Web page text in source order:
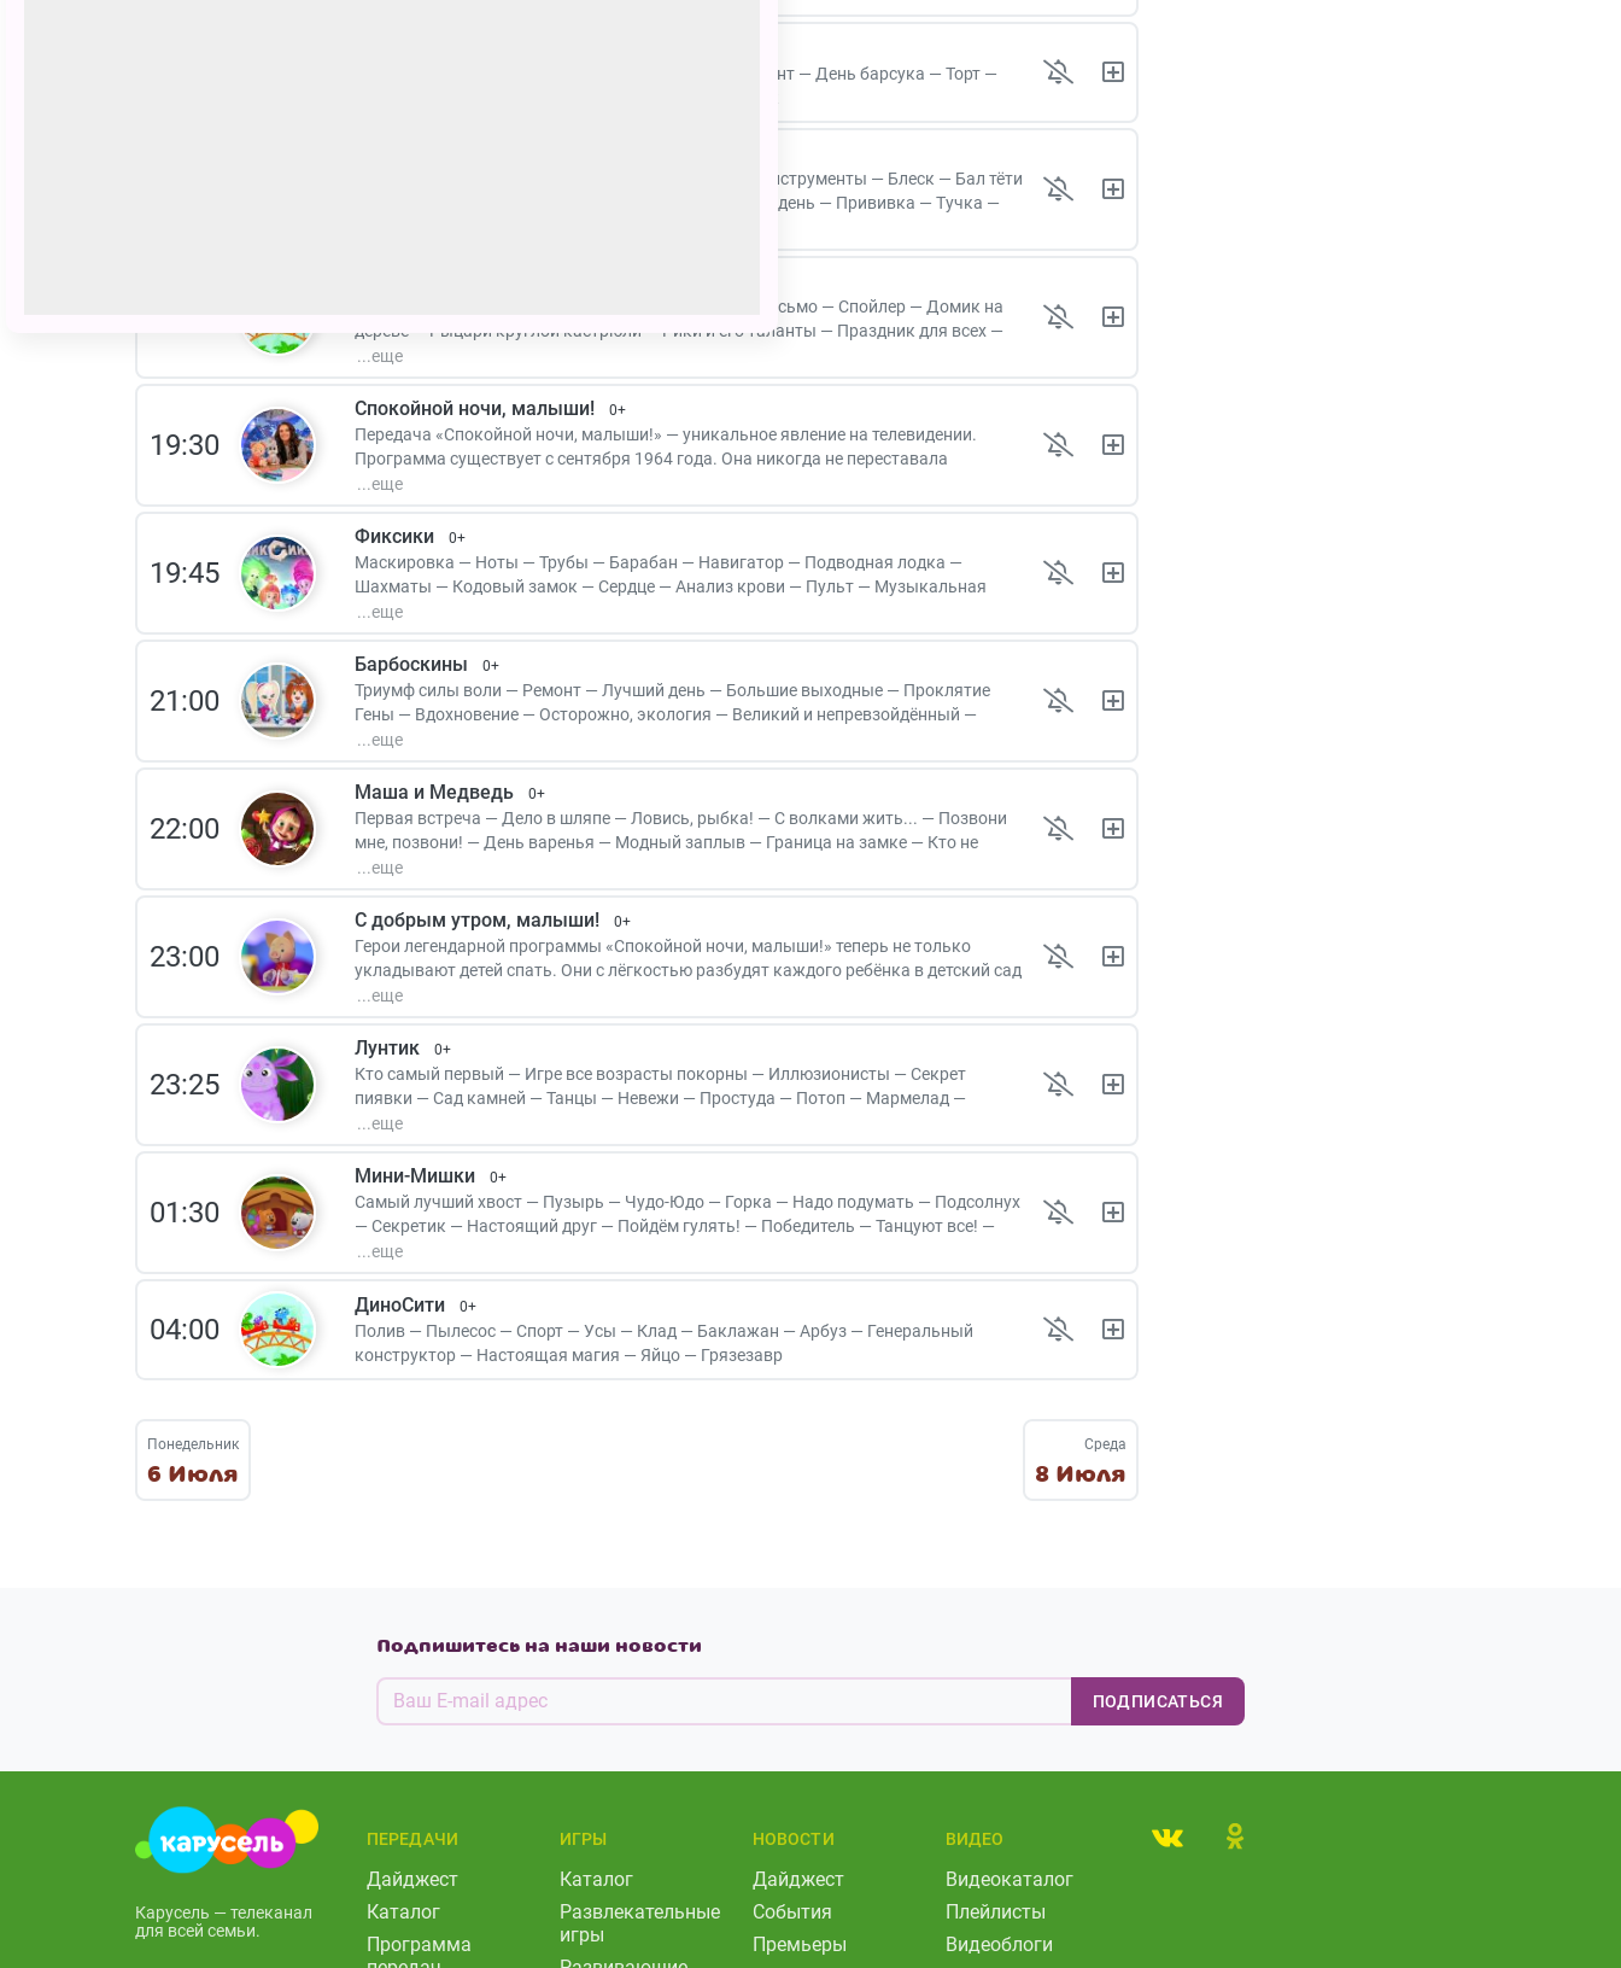
Игровая площадка — Фокус-покус — Горки — Симулянт — День барсука — Торт —
Беспорядок — Две жабы — Яблоко — Фейерверк — Инструменты — Блеск — Бал тёти
Моти — Незнакомец — Трусишка Вупсень — Тяжёлый день — Прививка — Тучка —
Спорт — Баклажан — Генеральный конструктор — Письмо — Спойлер — Домик на
дереве — Рыцари круглой кастрюли — Рики и его таланты — Праздник для всех —
Хвостбол — Изобретение века
19:30
Спокойной ночи, малыши! 0+
Передача «Спокойной ночи, малыши!» — уникальное явление на телевидении.
Программа существует с сентября 1964 года. Она никогда не переставала
выходить в эфир и всегда была популярной. Ее смотрит уже третье поколение.
19:45
Фиксики 0+
Маскировка — Ноты — Трубы — Барабан — Навигатор — Подводная лодка —
Шахматы — Кодовый замок — Сердце — Анализ крови — Пульт — Музыкальная
шкатулка — Шариковая ручка
21:00
Барбоскины 0+
Триумф силы воли — Ремонт — Лучший день — Большие выходные — Проклятие
Гены — Вдохновение — Осторожно, экология — Великий и непревзойдённый —
Ночной сеанс — Есть контакт — Супергерой Древний Пёс — Игровая приставка —
22:00
Маша и Медведь 0+
Первая встреча — Дело в шляпе — Ловись, рыбка! — С волками жить... — Позвони
мне, позвони! — День варенья — Модный заплыв — Граница на замке — Кто не
спрятался, я не виноват!
23:00
С добрым утром, малыши! 0+
Герои легендарной программы «Спокойной ночи, малыши!» теперь не только
укладывают детей спать. Они с лёгкостью разбудят каждого ребёнка в детский сад
или школу гораздо быстрее будильника! Просто включайте канал «Карусель» в
23:25
Лунтик 0+
Кто самый первый — Игре все возрасты покорны — Иллюзионисты — Секрет
пиявки — Сад камней — Танцы — Невежи — Простуда — Потоп — Мармелад —
Варенье — Пух — Мечта — Шкатулка — Скатерть — Реклама — Скульптура — Дикая
Кувшин — Задание — Подводная пещера — Тапочки
01:30
Мини-Мишки 0+
Самый лучший хвост — Пузырь — Чудо-Юдо — Горка — Надо подумать — Подсолнух
— Секретик — Настоящий друг — Пойдём гулять! — Победитель — Танцуют все! —
Дружеская гонка — Потерянное слово — Таинственная яма — Новый бант —
Облака — Путешественница — Цветок — Эхо — Настроение — Щёлк, и готово!
04:00
ДиноСити 0+
Полив — Пылесос — Спорт — Усы — Клад — Баклажан — Арбуз — Генеральный
конструктор — Настоящая магия — Яйцо — Грязезавр
Понедельник
6 Июля
Среда
8 Июля
Подпишитесь на наши новости
ПОДПИСАТЬСЯ
Карусель — телеканал
для всей семьи.
ПЕРЕДАЧИ
Дайджест
Каталог
Программа
ИГРЫ
Каталог
Развлекательные
игры
НОВОСТИ
Дайджест
События
Премьеры
ВИДЕО
Видеокаталог
Плейлисты
Видеоблоги